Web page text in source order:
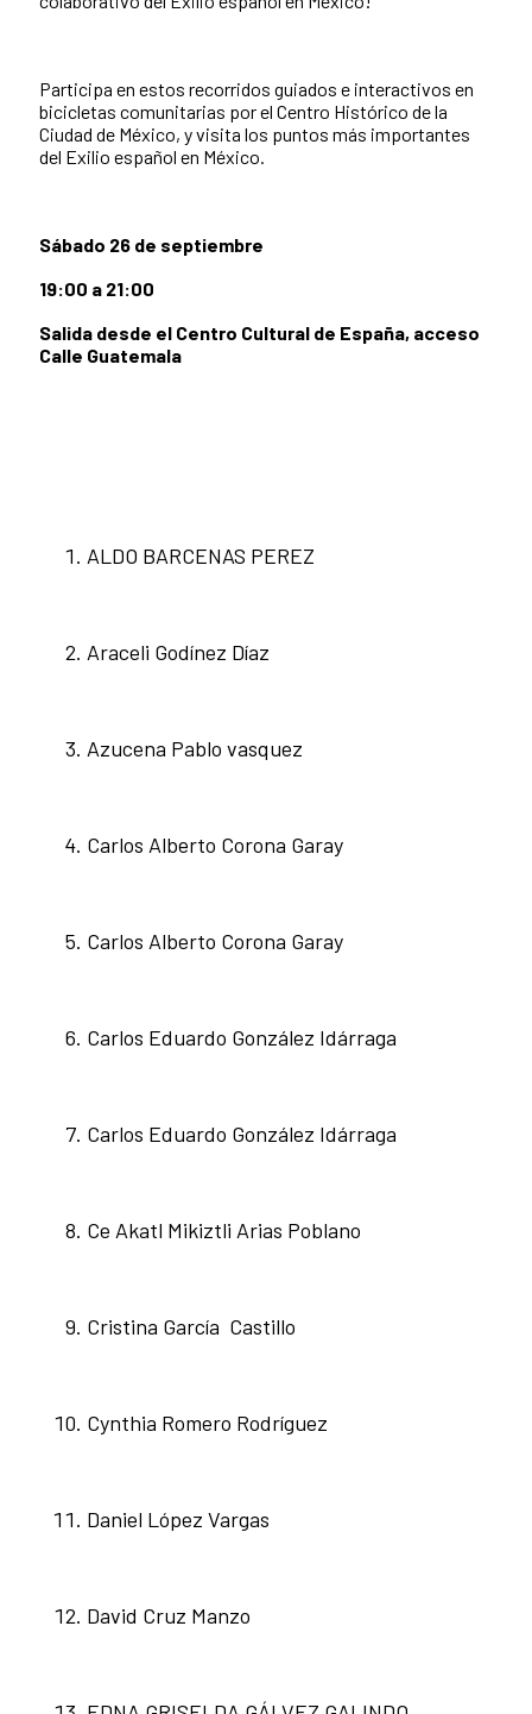
Participa en estos recorridos guiados e interactivos en
bicicletas comunitarias por el Centro Histórico de la
Ciudad de México, y visita los puntos más importantes
del Exilio español en México.
Sábado 26 de septiembre
19:00 a 21:00
Salida desde el Centro Cultural de España, acceso
Calle Guatemala
ALDO BARCENAS PEREZ
Araceli Godínez Díaz
Azucena Pablo vasquez
Carlos Alberto Corona Garay
Carlos Alberto Corona Garay
Carlos Eduardo González Idárraga
Carlos Eduardo González Idárraga
Ce Akatl Mikiztli Arias Poblano
Cristina García Castillo
Cynthia Romero Rodríguez
Daniel López Vargas
David Cruz Manzo